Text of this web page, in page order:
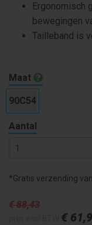
Ergonomisch
bewegingen
Tailleband is
Maat
90C54
Aantal
*Gratis verzending
€ 88,43
€ 61